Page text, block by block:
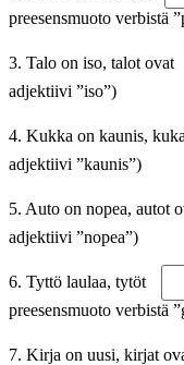
preesensmuoto verbistä
3. Talo on iso, talot ovat
adjektiivi ”iso”)
4. Kukka on kaunis,
adjektiivi ”kaunis”)
5. Auto on nopea, autot
adjektiivi ”nopea”)
6. Tyttö laulaa, tytöt
preesensmuoto verbistä
7. Kirja on uusi, kirjat